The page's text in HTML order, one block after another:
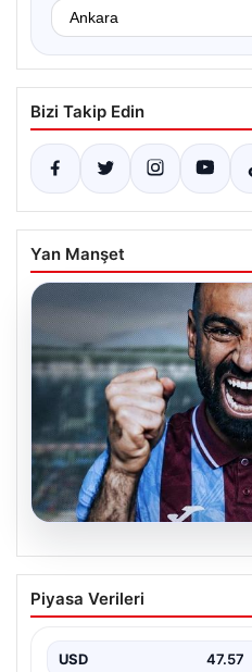
Bizi Takip Edin
Yan Manşet
Son Dakika
Mohamed Salah
Trabzonspor, uzun süredir
Piyasa Verileri
USD 47.57